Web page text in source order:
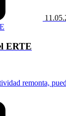
ERTE
remonta,